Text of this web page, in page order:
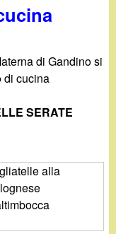
di Gandino si
di cucina
SERATE
alla